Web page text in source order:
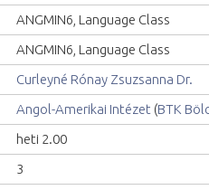
ANGMIN6, Language Class
ANGMIN6, Language Class
Curleyné Rónay Zsuzsanna Dr.
Angol-Amerikai Intézet (BTK
heti 2.00
3